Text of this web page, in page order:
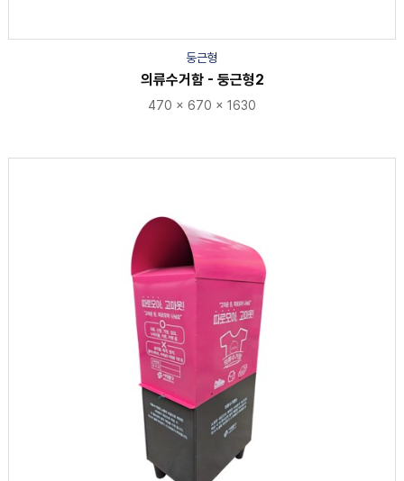
둥근형
의류수거함 - 둥근형2
470 × 670 × 1630